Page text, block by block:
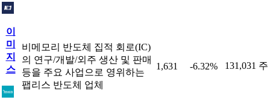
이
미
지
스
비메모리 반도체 집적 회로(IC)
의 연구/개발/외주 생산 및 판매
등을 주요 사업으로 영위하는
팹리스 반도체 업체
1,631 -6.32% 131,031 주